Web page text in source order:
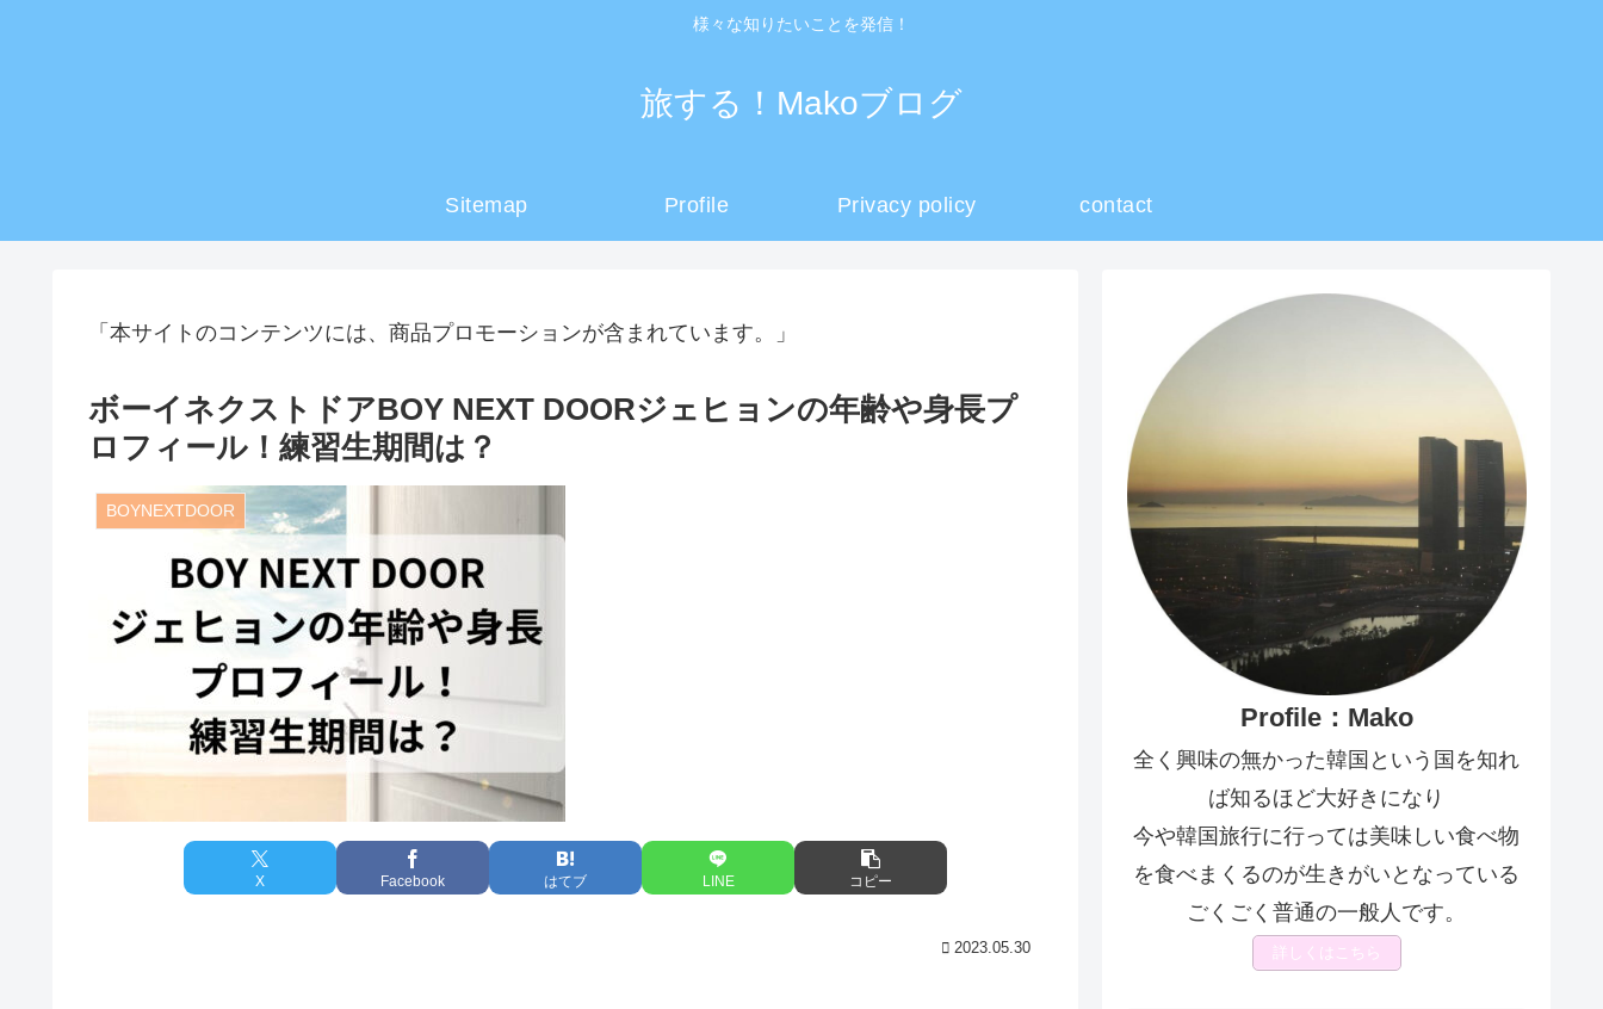
様々な知りたいことを発信！
旅する！Makoブログ
Sitemap Profile Privacy policy contact
「本サイトのコンテンツには、商品プロモーションが含まれています。」
ボーイネクストドアBOY NEXT DOORジェヒョンの年齢や身長プ
ロフィール！練習生期間は？
BOYNEXTDOOR
X Facebook はてブ LINE コピー
2023.05.30
Profile：Mako
全く興味の無かった韓国という国を知れ
ば知るほど大好きになり
今や韓国旅行に行っては美味しい食べ物
を食べまくるのが生きがいとなっている
ごくごく普通の一般人です。
詳しくはこちら